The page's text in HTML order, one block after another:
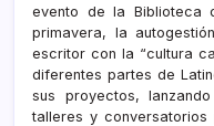
evento de la Biblioteca
primavera, la
escritor con la “cultura
diferentes partes de
sus proyectos,
talleres y